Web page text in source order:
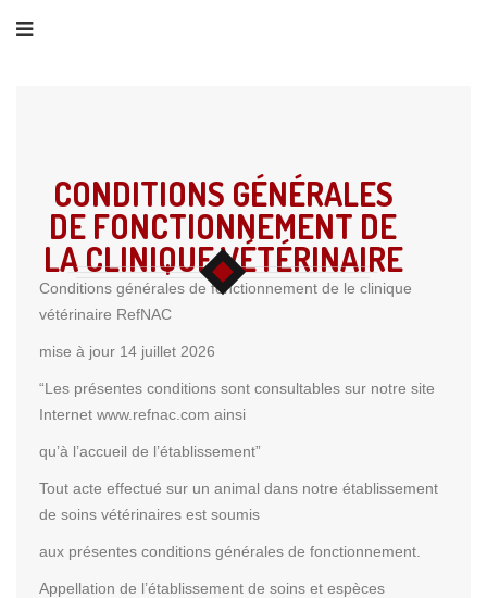
CONDITIONS GÉNÉRALES
DE FONCTIONNEMENT DE
LA CLINIQUE VÉTÉRINAIRE
Conditions générales de fonctionnement de le clinique
vétérinaire RefNAC
mise à jour 14 juillet 2026
“Les présentes conditions sont consultables sur notre site
Internet www.refnac.com ainsi
qu’à l’accueil de l’établissement”
Tout acte effectué sur un animal dans notre établissement
de soins vétérinaires est soumis
aux présentes conditions générales de fonctionnement.
Appellation de l’établissement de soins et espèces